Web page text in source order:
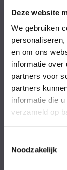
Deze website
We gebruiken
en om ons
informatie over
partners voor
partners
informatie die
verzameld op
Noodzakelijk
Zaterdag
Feestdagen
Achternaam